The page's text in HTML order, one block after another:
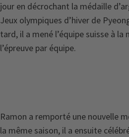
jour en décrochant la médaille
Jeux olympiques d’hiver de
tard, il a mené l’équipe suisse à la
l’épreuve par équipe.
Ramon a remporté une nouvelle
la même saison, il a ensuite